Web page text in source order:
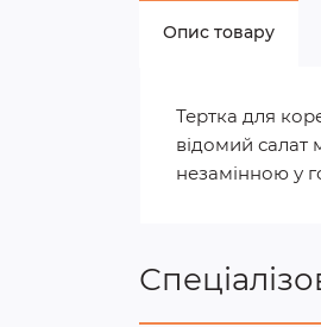
Опис товару
Тертка для
відомий салат
незамінною у